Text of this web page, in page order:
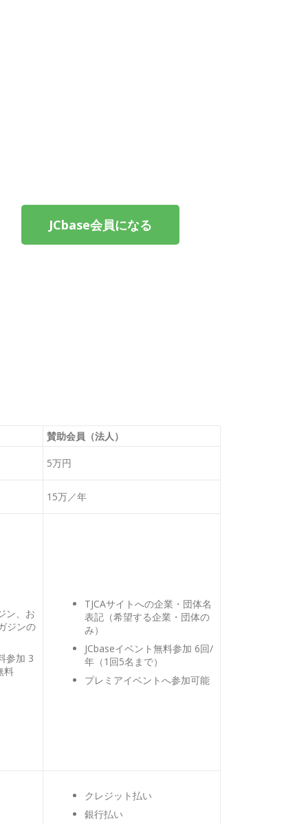
JCbase会員になる
賛助会員（法人）
5万円
15万／年
ン、お
ジンの
参加 3
料
TJCAサイトへの企業・団体名
表記（希望する企業・団体の
み）
JCbaseイベント無料参加 6回/
年（1回5名まで）
プレミアイベントへ参加可能
クレジット払い
銀行払い